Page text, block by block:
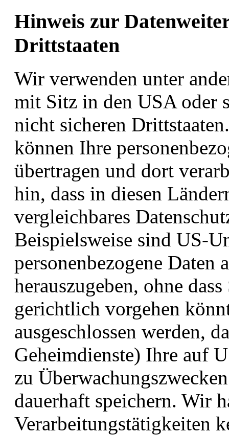
Hinweis zur
Drittstaaten
Wir verwenden unter
mit Sitz in den USA oder
nicht sicheren
können Ihre
übertragen und dort
hin, dass in diesen
vergleichbares
Beispielsweise sind US-
personenbezogene Daten
herauszugeben, ohne
gerichtlich vorgehen
ausgeschlossen werden,
Geheimdienste) Ihre auf
zu
dauerhaft speichern. Wir
Verarbeitungstätigkeiten